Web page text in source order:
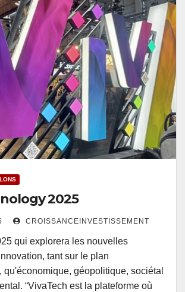
2025
CROISSANCEINVESTISSEMENT
qui explorera les nouvelles
tant sur le plan
qu'économique, géopolitique, sociétal
“VivaTech est la plateforme où